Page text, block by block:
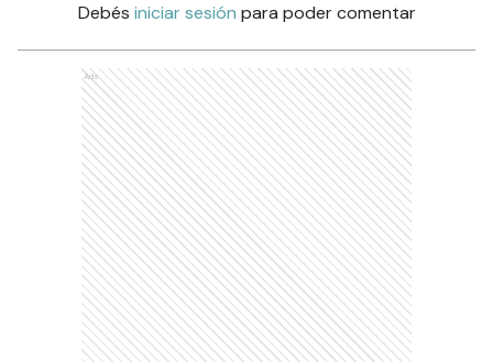
Debés iniciar sesión para poder comentar
Ads